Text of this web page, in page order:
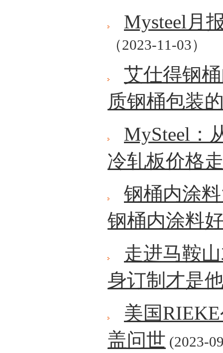
Mysteel月
（2023-11-03）
艾仕得钢
质钢桶包装
MySteel：
冷轧板价格
钢桶内涂
钢桶内涂料
走进马鞍
身订制才是
美国
盖问世 (2023-